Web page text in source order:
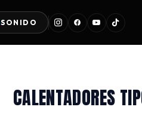
SONIDO
CALENTADORES